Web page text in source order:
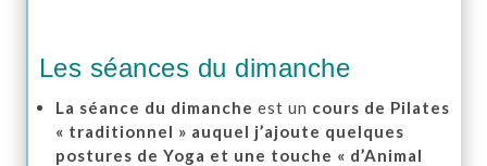
Les séances du dimanche
La séance du dimanche est un cours de Pilates
« traditionnel » auquel j’ajoute quelques
postures de Yoga et une touche « d’Animal